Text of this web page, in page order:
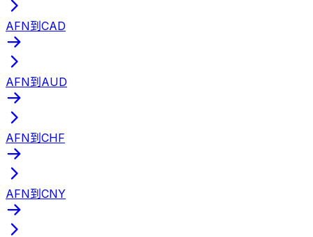
AFN到CAD
AFN到AUD
AFN到CHF
AFN到CNY